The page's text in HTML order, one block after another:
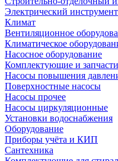
Электрический инструмент
Климат
Вентиляционное
Климатическое
Насосное оборудование
Комплектующие и
Насосы повышения
Поверхностные насосы
Насосы прочее
Насосы циркуляционные
Установки водоснабжения
Оборудование
Приборы учёта и КИП
Сантехника